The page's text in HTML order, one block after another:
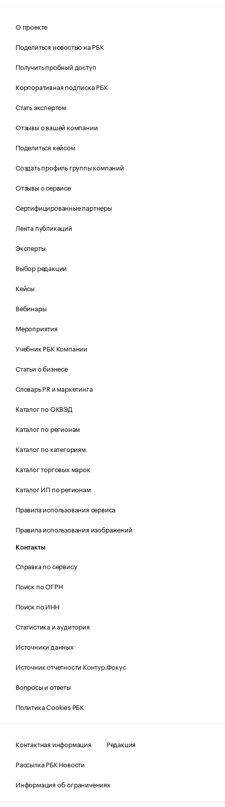
О проекте
Поделиться новостью на РБК
Получить пробный доступ
Корпоративная подписка РБК
Стать экспертом
Отзывы о вашей компании
Поделиться кейсом
Создать профиль группы компаний
Отзывы о сервисе
Сертифицированные партнеры
Лента публикаций
Эксперты
Выбор редакции
Кейсы
Вебинары
Мероприятия
Учебник РБК Компании
Статьи о бизнесе
Словарь PR и маркетинга
Каталог по ОКВЭД
Каталог по регионам
Каталог по категориям
Каталог торговых марок
Каталог ИП по регионам
Правила использования сервиса
Правила использования изображений
Контакты
Справка по сервису
Поиск по ОГРН
Поиск по ИНН
Статистика и аудитория
Источники данных
Источник отчетности Контур.Фокус
Вопросы и ответы
Политика Cookies РБК
Контактная информация
Редакция
Рассылка РБК Новости
Информация об ограничениях
Правовая информация
О соблюдении авторских прав